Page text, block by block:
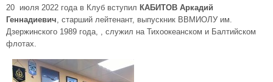
20 июля 2022 года в Клуб вступил КАБИТОВ Аркадий
Геннадиевич , старший лейтенант, выпускник ВВМИОЛУ им.
Дзержинского 1989 года, , служил на Тихоокеанском и Балтийском
флотах.